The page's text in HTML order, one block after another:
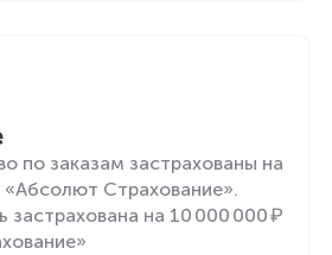
по заказам застрахованы на
Страхование».
застрахована на 10 000 000 ₽